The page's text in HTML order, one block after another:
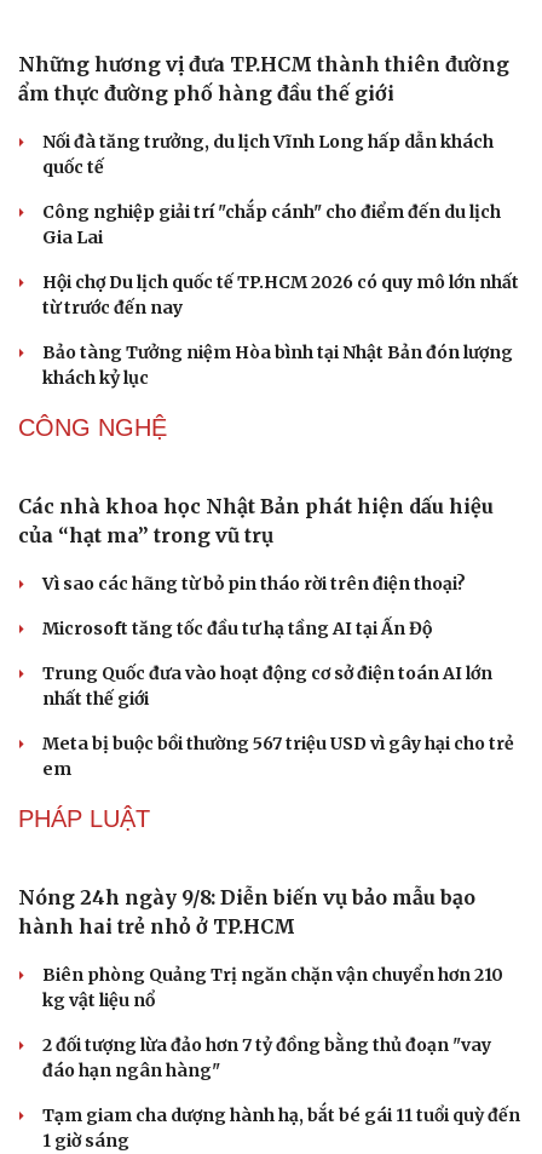
Sân khấu - Điện ảnh
Văn học
Âm nhạc
Di sản
Nghệ sĩ
Sao Việt
Những hương vị đưa TP.HCM thành thiên đường
ẩm thực đường phố hàng đầu thế giới
Nối đà tăng trưởng, du lịch Vĩnh Long hấp dẫn khách
quốc tế
Công nghiệp giải trí "chắp cánh" cho điểm đến du lịch
Gia Lai
Hội chợ Du lịch quốc tế TP.HCM 2026 có quy mô lớn nhất
từ trước đến nay
Bảo tàng Tưởng niệm Hòa bình tại Nhật Bản đón lượng
khách kỷ lục
CÔNG NGHỆ
Các nhà khoa học Nhật Bản phát hiện dấu hiệu
của “hạt ma” trong vũ trụ
Vì sao các hãng từ bỏ pin tháo rời trên điện thoại?
Microsoft tăng tốc đầu tư hạ tầng AI tại Ấn Độ
Trung Quốc đưa vào hoạt động cơ sở điện toán AI lớn
nhất thế giới
Meta bị buộc bồi thường 567 triệu USD vì gây hại cho trẻ
em
PHÁP LUẬT
Nóng 24h ngày 9/8: Diễn biến vụ bảo mẫu bạo
hành hai trẻ nhỏ ở TP.HCM
Biên phòng Quảng Trị ngăn chặn vận chuyển hơn 210
kg vật liệu nổ
2 đối tượng lừa đảo hơn 7 tỷ đồng bằng thủ đoạn "vay
đáo hạn ngân hàng"
Tạm giam cha dượng hành hạ, bắt bé gái 11 tuổi quỳ đến
1 giờ sáng